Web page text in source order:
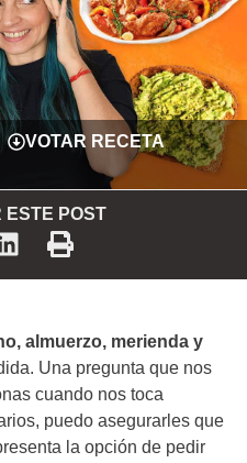
VOTAR RECETA
ESTE POST
almuerzo, merienda y
Una pregunta que nos
cuando nos toca
puedo asegurarles que
la opción de pedir